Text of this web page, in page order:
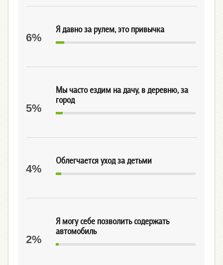
Я давно за рулем, это привычка
6%
Мы часто ездим на дачу, в деревню, за
город
5%
Облегчается уход за детьми
4%
Я могу себе позволить содержать
автомобиль
2%